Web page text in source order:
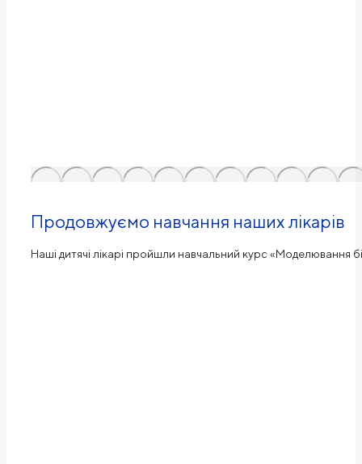
Продовжуємо навчання наших лікарів
Наші дитячі лікарі пройшли навчальний курс «Моделювання